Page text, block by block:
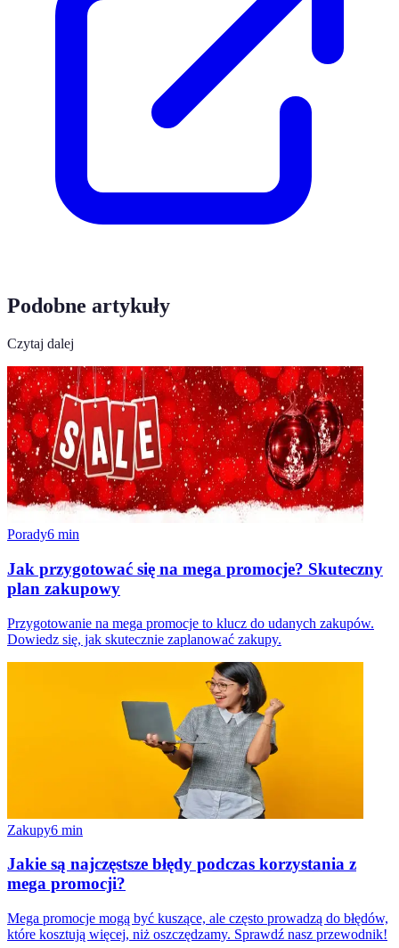
Podobne artykuły
Czytaj dalej
Porady6 min
Jak przygotować się na mega promocje? Skuteczny
plan zakupowy
Przygotowanie na mega promocje to klucz do udanych zakupów.
Dowiedz się, jak skutecznie zaplanować zakupy.
Zakupy6 min
Jakie są najczęstsze błędy podczas korzystania z
mega promocji?
Mega promocje mogą być kuszące, ale często prowadzą do błędów,
które kosztują więcej, niż oszczędzamy. Sprawdź nasz przewodnik!